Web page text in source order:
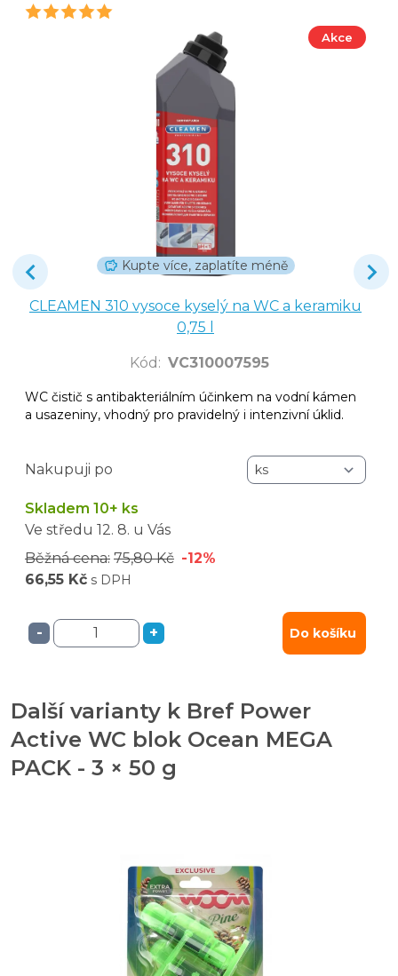
Akce
Kupte více, zaplatíte méně
CLEAMEN 310 vysoce kyselý na WC a keramiku
0,75 l
Kód : VC310007595
WC čistič s antibakteriálním účinkem na vodní kámen
a usazeniny, vhodný pro pravidelný i intenzivní úklid.
Nakupuji po
Skladem 10+ ks
Ve středu 12. 8. u Vás
Běžná cena: 75,80 Kč -12%
66,55 Kč s DPH
- + Do košíku
Další varianty k Bref Power
Active WC blok Ocean MEGA
PACK - 3 × 50 g